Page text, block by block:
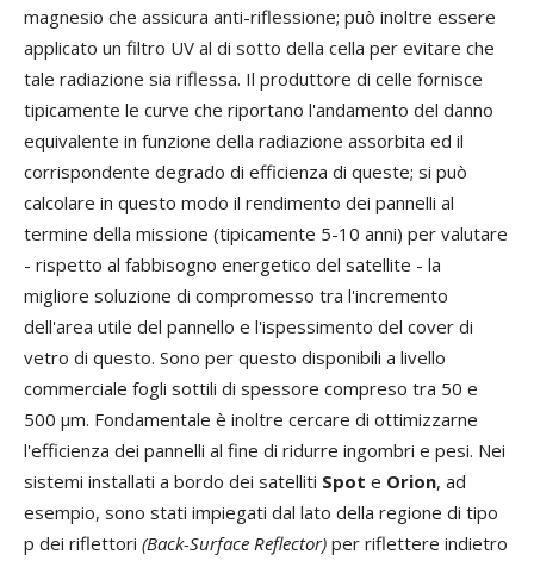
magnesio che assicura anti-riflessione; può inoltre essere
applicato un filtro UV al di sotto della cella per evitare che
tale radiazione sia riflessa. Il produttore di celle fornisce
tipicamente le curve che riportano l'andamento del danno
equivalente in funzione della radiazione assorbita ed il
corrispondente degrado di efficienza di queste; si può
calcolare in questo modo il rendimento dei pannelli al
termine della missione (tipicamente 5-10 anni) per valutare
- rispetto al fabbisogno energetico del satellite - la
migliore soluzione di compromesso tra l'incremento
dell'area utile del pannello e l'ispessimento del cover di
vetro di questo. Sono per questo disponibili a livello
commerciale fogli sottili di spessore compreso tra 50 e
500 μm. Fondamentale è inoltre cercare di ottimizzarne
l'efficienza dei pannelli al fine di ridurre ingombri e pesi. Nei
sistemi installati a bordo dei satelliti Spot e Orion, ad
esempio, sono stati impiegati dal lato della regione di tipo
p dei riflettori (Back-Surface Reflector) per riflettere indietro